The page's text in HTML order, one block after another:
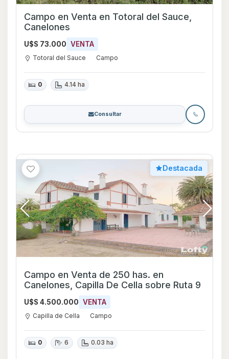
Campo en Venta en Totoral del Sauce,
Canelones
U$S 73.000 VENTA
Totoral del Sauce Campo
0 4.14 ha
Consultar
Destacada
Campo en Venta de 250 has. en
Canelones, Capilla De Cella sobre Ruta 9
U$S 4.500.000 VENTA
Capilla de Cella Campo
0 6 0.03 ha